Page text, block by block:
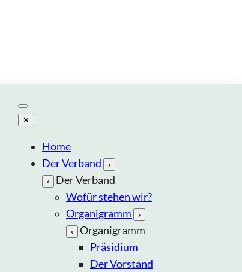
✕
Home
Der Verband
›
‹
Der Verband
Wofür stehen wir?
Organigramm
›
‹
Organigramm
Präsidium
Der Vorstand